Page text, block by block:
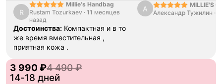
R
Millie's Handbag
Rustam Tozurkaev · 11 месяцев
назад
Достоинства: Компактная и в то
же время вместительная ,
приятная кожа .
А
MILLIE'S
Quilted
Александр Тужилин ·
3 990 ₽4 490 ₽
14-18 дней